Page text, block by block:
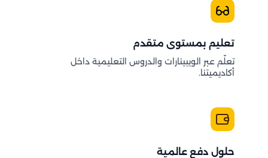
تعليم بمستوى متقدم
تعلّم عبر الويبينارات والدروس التعليمية داخل
أكاديميتنا.
حلول دفع عالمية